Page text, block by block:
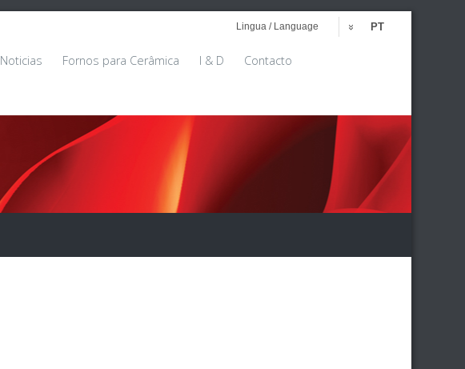
Lingua / Language
PT
Noticias Fornos para Cerâmica I & D Contacto